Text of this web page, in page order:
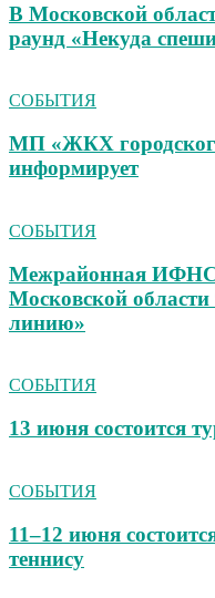
В Московской
раунд «Некуда
СОБЫТИЯ
МП «ЖКХ
информирует
СОБЫТИЯ
Межрайонная ИФНС
Московской
линию»
СОБЫТИЯ
13 июня состоится
СОБЫТИЯ
11–12 июня
теннису